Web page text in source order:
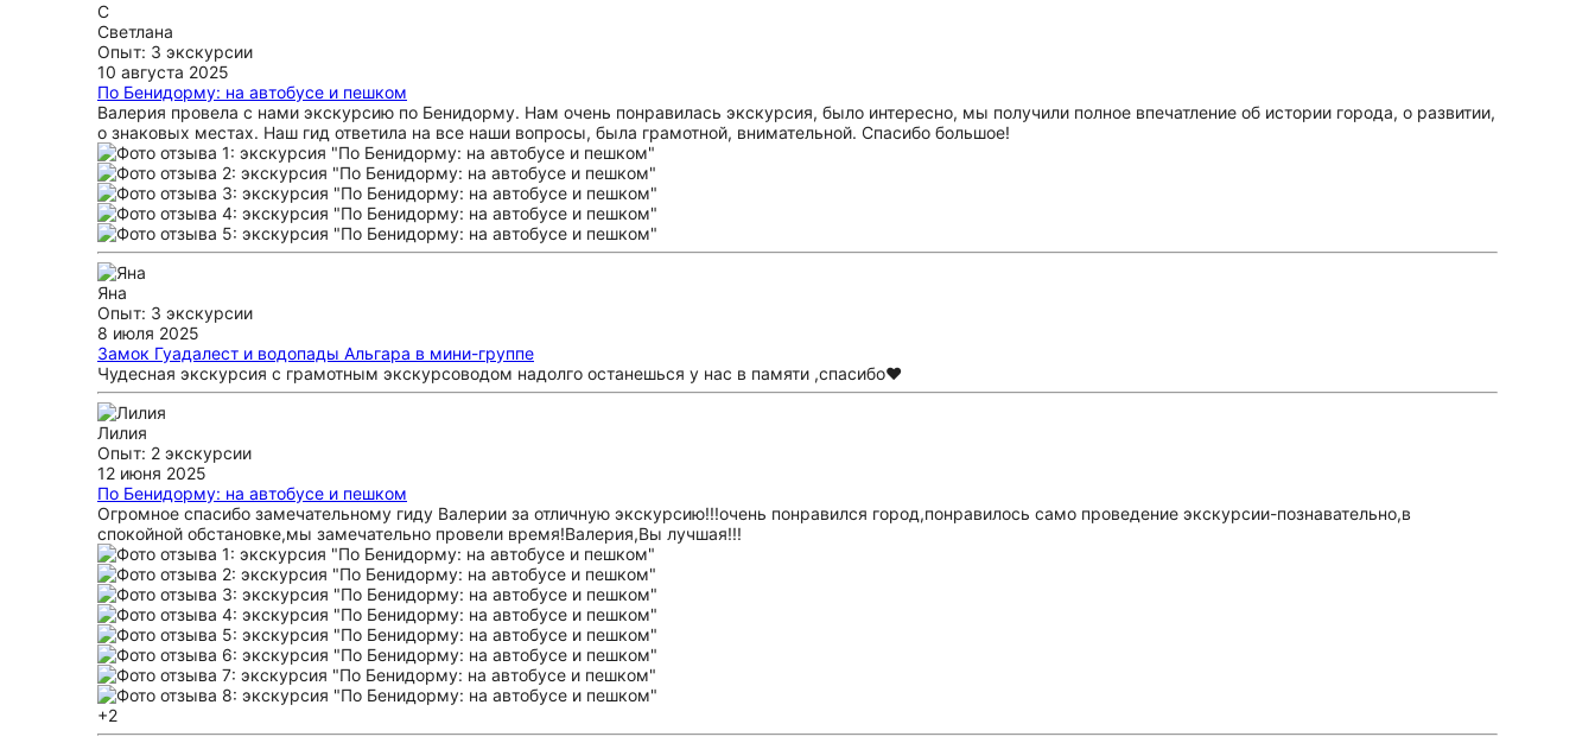
С
Светлана
Опыт: 3 экскурсии
10 августа 2025
По Бенидорму: на автобусе и пешком
Валерия провела с нами экскурсию по Бенидорму. Нам очень понравилась экскурсия, было интересно, мы получили полное впечатление об истории города, о развитии,
о знаковых местах. Наш гид ответила на все наши вопросы, была грамотной, внимательной. Спасибо большое!
Яна
Опыт: 3 экскурсии
8 июля 2025
Замок Гуадалест и водопады Альгара в мини-группе
Чудесная экскурсия с грамотным экскурсоводом надолго останешься у нас в памяти ,спасибо❤️
Лилия
Опыт: 2 экскурсии
12 июня 2025
По Бенидорму: на автобусе и пешком
Огромное спасибо замечательному гиду Валерии за отличную экскурсию!!!очень понравился город,понравилось само проведение экскурсии-познавательно,в
спокойной обстановке,мы замечательно провели время!Валерия,Вы лучшая!!!
+2